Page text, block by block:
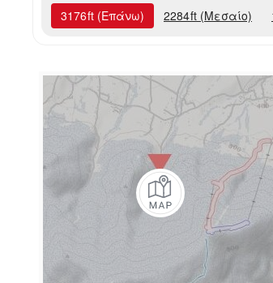
3176ft (Επάνω) 2284ft (Μεσαίο)